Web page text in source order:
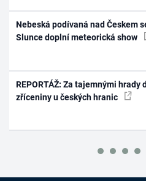
Nebeská podívaná nad Českem
Slunce doplní meteorická show
REPORTÁŽ: Za tajemnými
zříceniny u českých hranic